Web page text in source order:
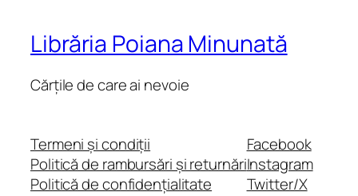
Librăria Poiana Minunată
Cărțile de care ai nevoie
Termeni și condiții
Politică de rambursări și returnări
Politică de confidențialitate
Facebook
Instagram
Twitter/X